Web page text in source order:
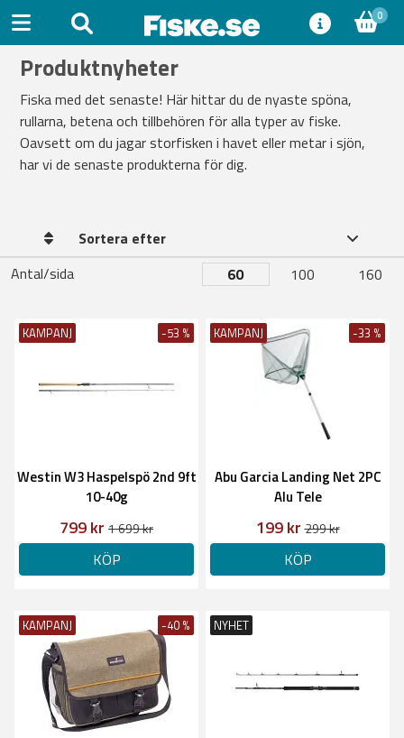
0
Produktnyheter
Fiska med det senaste! Här hittar du de nyaste spöna,
rullarna, betena och tillbehören för alla typer av fiske.
Oavsett om du jagar storfisken i havet eller metar i sjön,
har vi de senaste produkterna för dig.
Sortera efter
Antal/sida
60 100 160
KAMPANJ -53 %
Westin W3 Haspelspö 2nd 9ft
10-40g
799 kr 1 699 kr
KÖP
KAMPANJ -33 %
Abu Garcia Landing Net 2PC
Alu Tele
199 kr299 kr
KÖP
KAMPANJ -40 % NYHET